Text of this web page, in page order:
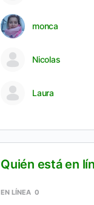
monca
Nicolas
Laura
Quién está en
EN LÍNEA 0